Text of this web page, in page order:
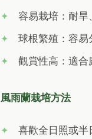
容易栽培：耐旱
球根繁殖：容易
觀賞性高：適合
風雨蘭栽培方法
喜歡全日照或半